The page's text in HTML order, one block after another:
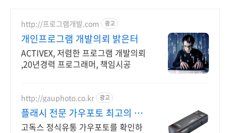
http://프로그램개발.com 광고
개인프로그램 개발의뢰 밝은터
ACTIVEX, 저렴한 프로그램 개발의뢰
,20년경력 프로그래머, 책임시공
http://gauphoto.co.kr 광고
플래시 전문 가우포토 최고의 가
성비
고독스 정식유통 가우포토를 확인하